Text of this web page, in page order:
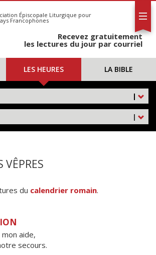
Épiscopale Liturgique pour
Francophones
Recevez gratuitement
les lectures du jour par courriel
LES HEURES LA BIBLE
|
|
VÊPRES
du calendrier romain.
aide,
secours.